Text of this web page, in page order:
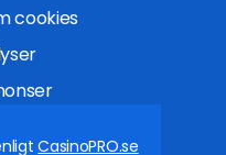
cookies
CasinoPRO.se